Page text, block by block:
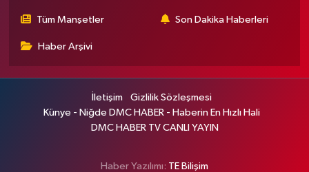
Tüm Manşetler Son Dakika Haberleri
Haber Arşivi
İletişim
Gizlilik Sözleşmesi
Künye - Niğde DMC HABER - Haberin En Hızlı Hali
DMC HABER TV CANLI YAYIN
Haber Yazılımı: TE Bilişim